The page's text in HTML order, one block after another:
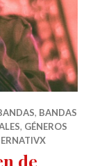
, BANDAS
, GÉNEROS
de